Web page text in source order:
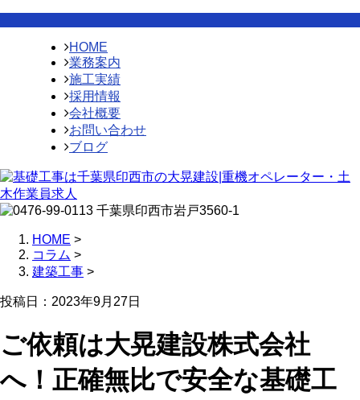
HOME
業務案内
施工実績
採用情報
会社概要
お問い合わせ
ブログ
HOME >
コラム >
建築工事 >
投稿日：2023年9月27日
ご依頼は大晃建設株式会社
へ！正確無比で安全な基礎工